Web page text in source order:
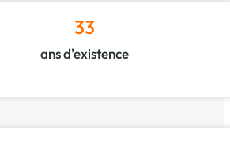
33
ans d'existence